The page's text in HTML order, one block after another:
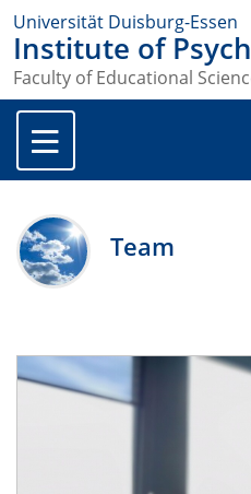
Universität Duisburg-Essen
Institute of
Faculty of Educational
Team